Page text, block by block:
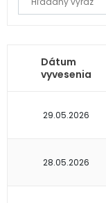
Dátum
vyvesenia
29.05.2026
28.05.2026